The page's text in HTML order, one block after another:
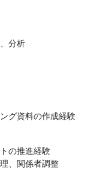
分析
グ資料の作成経験
の推進経験
、関係者調整